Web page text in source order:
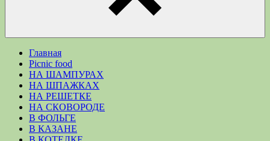
Главная
Picnic food
НА ШАМПУРАХ
НА ШПАЖКАХ
НА РЕШЕТКЕ
НА СКОВОРОДЕ
В ФОЛЬГЕ
В КАЗАНЕ